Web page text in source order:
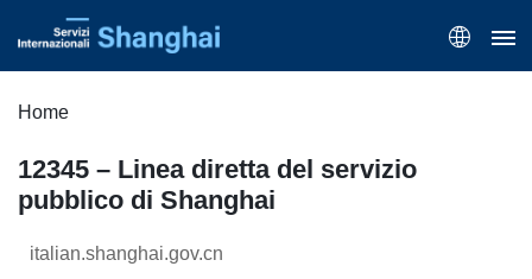
Home
12345 – Linea diretta del servizio
pubblico di Shanghai
italian.shanghai.gov.cn